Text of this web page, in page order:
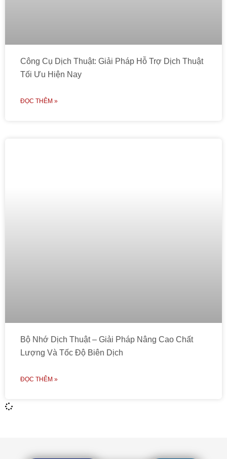
Công Cụ Dịch Thuật: Giải Pháp Hỗ Trợ Dịch Thuật
Tối Ưu Hiện Nay
ĐỌC THÊM »
Bộ Nhớ Dịch Thuật – Giải Pháp Nâng Cao Chất
Lượng Và Tốc Độ Biên Dịch
ĐỌC THÊM »